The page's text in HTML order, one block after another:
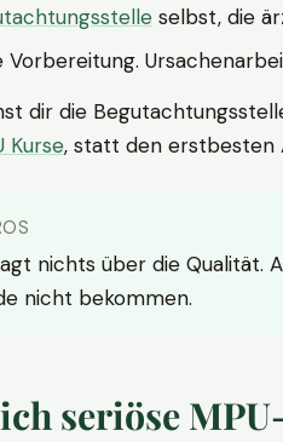
selbst, die
Vorbereitung.
dir die
Kurse, statt den erstbesten
nichts über die
nicht bekommen.
seriöse